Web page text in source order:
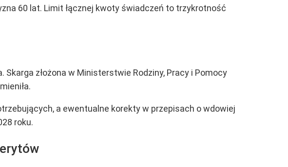
60 lat. Limit łącznej kwoty świadczeń to trzykrotność
złożona w Ministerstwie Rodziny, Pracy i Pomocy
a ewentualne korekty w przepisach o wdowiej
roku.